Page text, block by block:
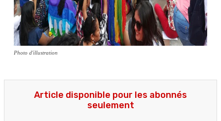
Photo d'illustration
Article disponible pour les abonnés
seulement